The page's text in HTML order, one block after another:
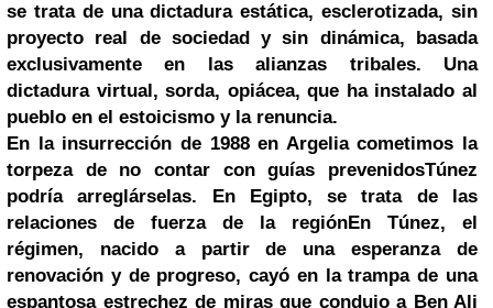
se trata de una dictadura estática, esclerotizada, sin
proyecto real de sociedad y sin dinámica, basada
exclusivamente en las alianzas tribales. Una
dictadura virtual, sorda, opiácea, que ha instalado al
pueblo en el estoicismo y la renuncia.
En la insurrección de 1988 en Argelia cometimos la
torpeza de no contar con guías prevenidosTúnez
podría arreglárselas. En Egipto, se trata de las
relaciones de fuerza de la regiónEn Túnez, el
régimen, nacido a partir de una esperanza de
renovación y de progreso, cayó en la trampa de una
espantosa estrechez de miras que condujo a Ben Ali